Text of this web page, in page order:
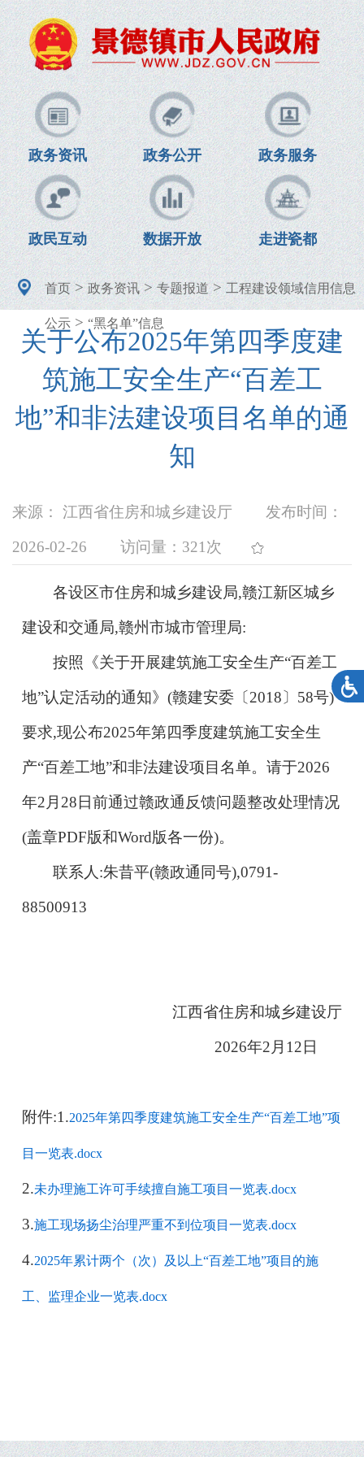
政务资讯 政务公开 政务服务
政民互动 数据开放 走进瓷都
首页>政务资讯>专题报道>工程建设领域信用信息
公示> “黑名单”信息
关于公布2025年第四季度建
筑施工安全生产“百差工
地”和非法建设项目名单的通
知
来源： 江西省住房和城乡建设厅 发布时间：
2026-02-26 访问量： 321次
各设区市住房和城乡建设局,赣江新区城乡
建设和交通局,赣州市城市管理局:
按照 《关于开展建筑施工安全生产“百差工
地”认定活动的通知》(赣建安委〔2018〕58号)
要求,现公布2025年第四季度建筑施工安全生
产“百差工地”和非法建设项目名单。 请于2026
年2月 28 日前通过赣政通反馈问题整改处理情况
(盖章PDF版和Word版各一份)。
联系人:朱昔平(赣政通同号),0791-
88500913
江西省住房和城乡建设厅
2026年2月 12 日
附件:1.2025年第四季度建筑施工安全生产“百差工地”项
目一览表.docx
2.未办理施工许可手续擅自施工项目一览表.docx
3.施工现场扬尘治理严重不到位项目一览表.docx
4.2025年累计两个（次）及以上“百差工地”项目的施
工、监理企业一览表.docx